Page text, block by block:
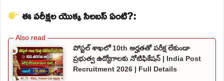
ఈ పరీక్షల యొక్క సిలబస్ ఏంటి?:
పోస్టల్ శాఖలో 10th అర్హతతో పరీక్ష లేకుండా
ప్రభుత్వ ఉద్యోగాలకు నోటిఫికేషన్ | India Post
Recruitment 2026 | Full Details